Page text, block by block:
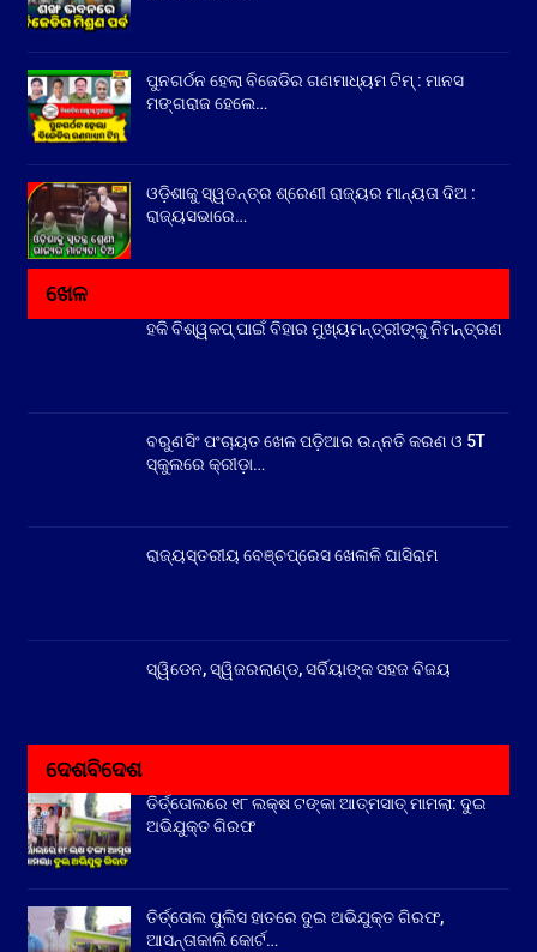
ପୁନଗର୍ଠନ ହେଲା ବିଜେଡିର ଗଣମାଧ୍ୟମ ଟିମ୍ : ମାନସ
ମଙ୍ଗରାଜ ହେଲେ…
ଓଡ଼ିଶାକୁ ସ୍ୱତନ୍ତ୍ର ଶ୍ରେଣୀ ରାଜ୍ୟର ମାନ୍ୟତା ଦିଅ :
ରାଜ୍ୟସଭାରେ…
ଖେଳ
ହକି ବିଶ୍ୱକପ୍ ପାଇଁ ବିହାର ମୁଖ୍ୟମନ୍ତ୍ରୀଙ୍କୁ ନିମନ୍ତ୍ରଣ
ବରୁଣସିଂ ପଂଚାୟତ ଖେଳ ପଡ଼ିଆର ଉନ୍ନତି କରଣ ଓ 5T
ସ୍କୁଲରେ କ୍ରୀଡ଼ା…
ରାଜ୍ୟସ୍ତରୀୟ ବେଞ୍ଚପ୍ରେସ ଖେଳାଳି ଘାସିରାମ
ସ୍ୱିଡେନ, ସ୍ୱିଜରଲାଣ୍ଡ, ସର୍ବିୟାଙ୍କ ସହଜ ବିଜୟ
ଦେଶବିଦେଶ
ତିର୍ତ୍ତୋଲରେ ୧୮ ଲକ୍ଷ ଟଙ୍କା ଆତ୍ମସାତ୍ ମାମଲା: ଦୁଇ
ଅଭିଯୁକ୍ତ ଗିରଫ
ତିର୍ତ୍ତୋଲ ପୁଲିସ ହାତରେ ଦୁଇ ଅଭିଯୁକ୍ତ ଗିରଫ,
ଆସନ୍ତାକାଲି କୋର୍ଟ…